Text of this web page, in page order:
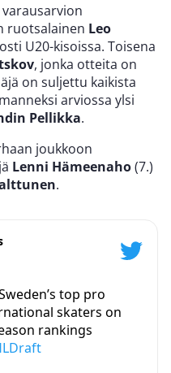
ruotsalainen Leo
U20-kisoissa. Toisena
, jonka otteita on
on suljettu kaikista
arviossa ylsi
Pellikka.
joukkoon
Lenni Hämeenaho(7.)
.
top pro
skaters on
rankings